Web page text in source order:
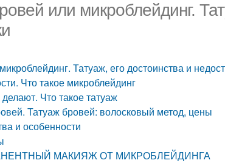
или микроблейдинг.
Татуаж, его достоинства и
Что такое микроблейдинг
Что такое татуаж
Татуаж бровей: волосковый метод, цены
и особенности
МАКИЯЖ ОТ МИКРОБЛЕЙДИНГА